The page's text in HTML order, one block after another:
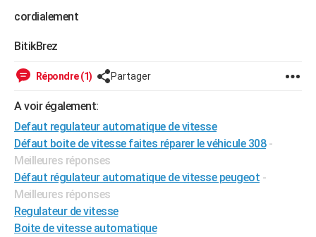
Destinations
City break
Voyage nature
Voyage de noces
Forum
Climat
+PHOTO
GUIDES D'ACHAT
BONS PLANS
CARTE DE VOEUX
Carte de Noël
Carte Bonne année
Carte Saint-Valentin
Carte Pâques
Carte d'anniversaire
DICTIONNAIRE
Dictionnaire
Biographies
Citations
Expressions
Proverbes
PROGRAMME TV
COPAINS D'AVANT
S'inscrire
Se connecter
Lycées
Collèges
Primaires
Universités
Entreprises
Service militaire
Avis de recherche
AVIS DE DÉCÈS
cordialement
BitikBrez
Répondre (1) Partager
A voir également:
Defaut regulateur automatique de vitesse
Défaut boite de vitesse faites réparer le véhicule 308 -
Meilleures réponses
Défaut régulateur automatique de vitesse peugeot -
Meilleures réponses
Regulateur de vitesse
Boite de vitesse automatique